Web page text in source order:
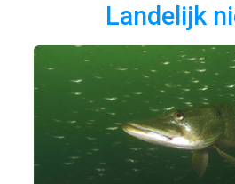
Landelijk